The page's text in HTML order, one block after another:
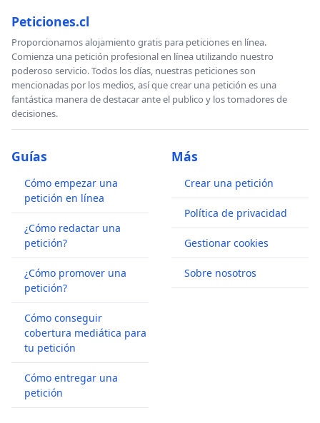
Peticiones.cl
Proporcionamos alojamiento gratis para peticiones en línea.
Comienza una petición profesional en línea utilizando nuestro
poderoso servicio. Todos los días, nuestras peticiones son
mencionadas por los medios, así que crear una petición es una
fantástica manera de destacar ante el publico y los tomadores de
decisiones.
Guías
Cómo empezar una
petición en línea
¿Cómo redactar una
petición?
¿Cómo promover una
petición?
Cómo conseguir
cobertura mediática para
tu petición
Cómo entregar una
petición
Más
Crear una petición
Política de privacidad
Gestionar cookies
Sobre nosotros